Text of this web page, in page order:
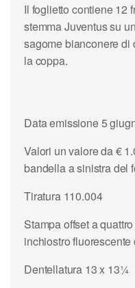
Il foglietto contiene 12
stemma Juventus su
sagome bianconere di
la coppa.
Data emissione 5
Valori un valore da €
bandella a sinistra del
Tiratura 110.004
Stampa offset a
inchiostro
Dentellatura 13 x 13¼